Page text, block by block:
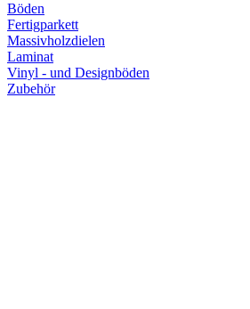
Böden
Fertigparkett
Massivholzdielen
Laminat
Vinyl - und Designböden
Zubehör